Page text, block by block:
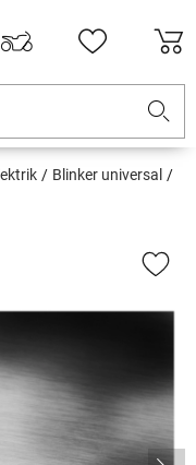
Blinker universal